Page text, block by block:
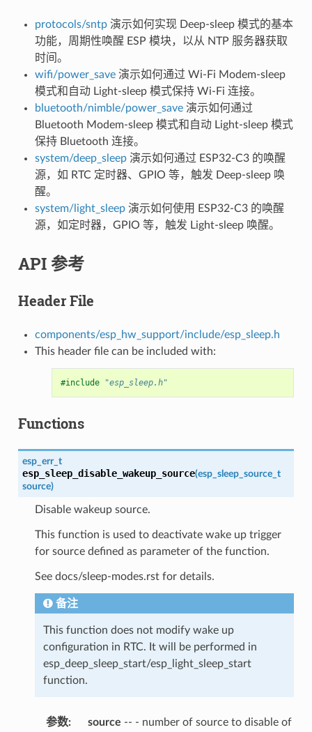
protocols/sntp演示如何实现 Deep-sleep 模式的基本
功能，周期性唤醒 ESP 模块，以从 NTP 服务器获取
时间。
wifi/power_save演示如何通过 Wi-Fi Modem-sleep
模式和自动 Light-sleep 模式保持 Wi-Fi 连接。
bluetooth/nimble/power_save演示如何通过
Bluetooth Modem-sleep 模式和自动 Light-sleep 模式
保持 Bluetooth 连接。
system/deep_sleep演示如何通过 ESP32-C3 的唤醒
源，如 RTC 定时器、GPIO 等，触发 Deep-sleep 唤
醒。
system/light_sleep演示如何使用 ESP32-C3 的唤醒
源，如定时器，GPIO 等，触发 Light-sleep 唤醒。
API 参考
Header File
components/esp_hw_support/include/esp_sleep.h
This header file can be included with:
#include "esp_sleep.h"
Functions
esp_err_t
esp_sleep_disable_wakeup_source(esp_sleep_source_t
source)
Disable wakeup source.
This function is used to deactivate wake up trigger
for source defined as parameter of the function.
See docs/sleep-modes.rst for details.
备注
This function does not modify wake up
configuration in RTC. It will be performed in
esp_deep_sleep_start/esp_light_sleep_start
function.
参数: source -- - number of source to disable of